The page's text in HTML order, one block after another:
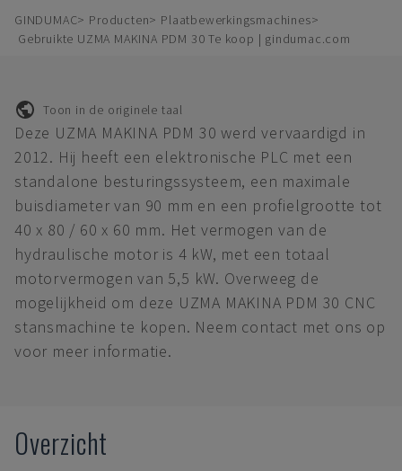
GINDUMAC Producten
Plaatbewerkingsmachines
Gebruikte UZMA MAKINA PDM 30 Te koop | gindumac.com
Toon in de originele taal
Deze UZMA MAKINA PDM 30 werd vervaardigd in
2012. Hij heeft een elektronische PLC met een
standalone besturingssysteem, een maximale
buisdiameter van 90 mm en een profielgrootte tot
40 x 80 / 60 x 60 mm. Het vermogen van de
hydraulische motor is 4 kW, met een totaal
motorvermogen van 5,5 kW. Overweeg de
mogelijkheid om deze UZMA MAKINA PDM 30 CNC
stansmachine te kopen. Neem contact met ons op
voor meer informatie.
Overzicht